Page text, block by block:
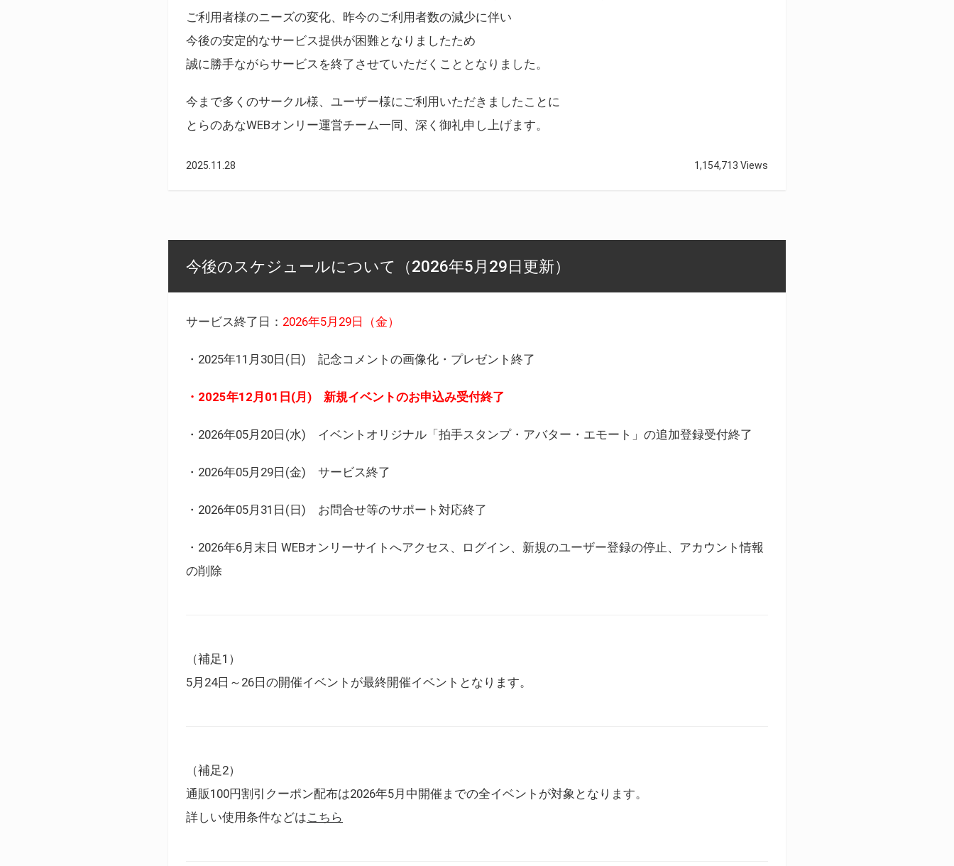
ご利用者様のニーズの変化、昨今のご利用者数の減少に伴い
今後の安定的なサービス提供が困難となりましたため
誠に勝手ながらサービスを終了させていただくこととなりました。
今まで多くのサークル様、ユーザー様にご利用いただきましたことに
とらのあなWEBオンリー運営チーム一同、深く御礼申し上げます。
2025.11.28 1,154,713 Views
今後のスケジュールについて（2026年5月29日更新）
サービス終了日： 2026年5月29日（金）
・2025年11月30日(日) 記念コメントの画像化・プレゼント終了
・2025年12月01日(月) 新規イベントのお申込み受付終了
・2026年05月20日(水) イベントオリジナル「拍手スタンプ・アバター・エモート」の追加登録受付終了
・2026年05月29日(金) サービス終了
・2026年05月31日(日) お問合せ等のサポート対応終了
・2026年6月末日 WEBオンリーサイトへアクセス、ログイン、新規のユーザー登録の停止、アカウント情報
の削除
（補足1）
5月24日～26日の開催イベントが最終開催イベントとなります。
（補足2）
通販100円割引クーポン配布は2026年5月中開催までの全イベントが対象となります。
詳しい使用条件などはこちら